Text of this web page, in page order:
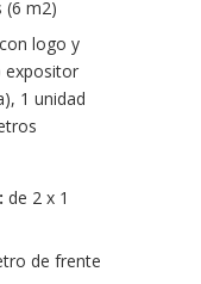
(6 m2)
con logo y
expositor
1 unidad
de 2 x 1
de frente